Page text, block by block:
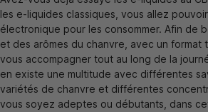
les e-liquides classiques, vous allez
électronique pour les consommer. Afin de
et des arômes du chanvre, avec un format
vous accompagner tout au long de la
en existe une multitude avec différentes
variétés de chanvre et différentes
vous soyez adeptes ou débutants, dans